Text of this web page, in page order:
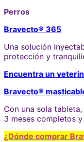
Perros
Bravecto® 365
Una solución
protección y
Encuentra un
Bravecto®
Con una sola
3 meses completos
¿Dónde comprar